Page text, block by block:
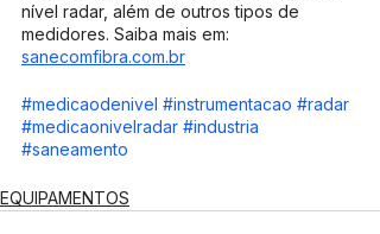
nível radar, além de outros tipos de
medidores. Saiba mais em:
sanecomfibra.com.br
#medicaodenivel #instrumentacao #radar
#medicaonivelradar #industria
#saneamento
EQUIPAMENTOS